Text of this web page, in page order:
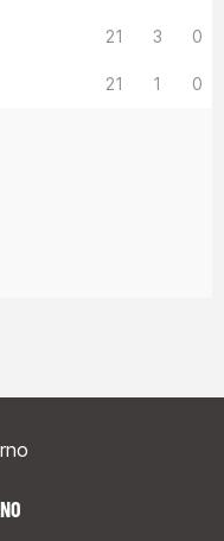
21 3 0
21 1 0